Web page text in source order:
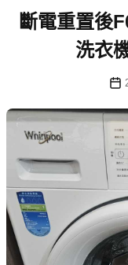
斷電重置後
洗衣